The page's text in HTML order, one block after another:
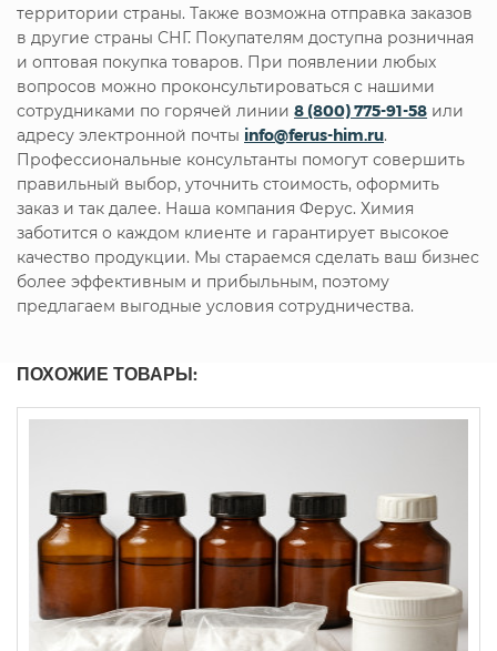
территории страны. Также возможна отправка заказов
в другие страны СНГ. Покупателям доступна розничная
и оптовая покупка товаров. При появлении любых
вопросов можно проконсультироваться с нашими
сотрудниками по горячей линии 8 (800) 775-91-58 или
адресу электронной почты info@ferus-him.ru.
Профессиональные консультанты помогут совершить
правильный выбор, уточнить стоимость, оформить
заказ и так далее. Наша компания Ферус. Химия
заботится о каждом клиенте и гарантирует высокое
качество продукции. Мы стараемся сделать ваш бизнес
более эффективным и прибыльным, поэтому
предлагаем выгодные условия сотрудничества.
ПОХОЖИЕ ТОВАРЫ: